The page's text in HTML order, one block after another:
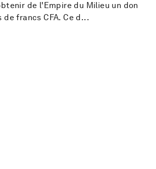
de l'Empire du Milieu un don
francs CFA. Ce d...